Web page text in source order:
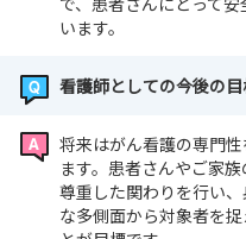
います。
看護師としての今後の
将来はがん看護の専門
ます。患者さんやご家
尊重した関わりを行い
な多側面から対象者を